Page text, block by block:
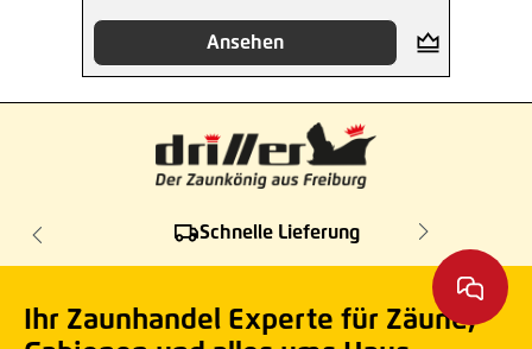
Ansehen
Schnelle Lieferung
Ihr Zaunhandel Experte für Zäune,